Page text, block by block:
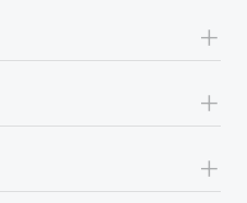
+
+
+